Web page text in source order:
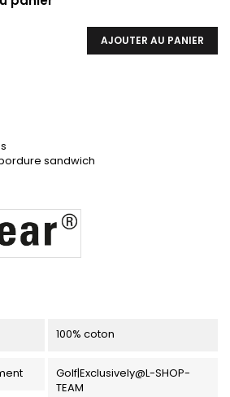
AJOUTER AU PANIER
sandwich
100% coton
Golf|Exclusively@L-SHOP-
TEAM